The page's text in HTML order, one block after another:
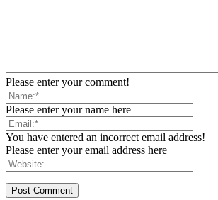
Please enter your comment!
Please enter your name here
You have entered an incorrect email address!
Please enter your email address here